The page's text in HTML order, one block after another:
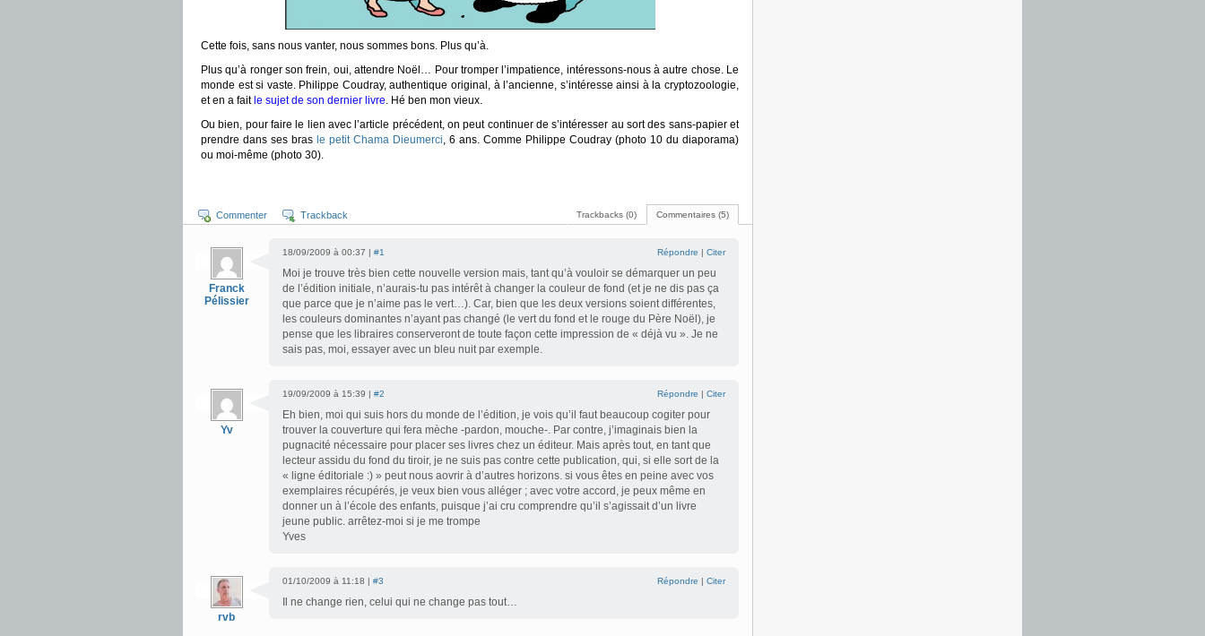
Cette fois, sans nous vanter, nous sommes bons. Plus qu’à.
Plus qu’à ronger son frein, oui, attendre Noël… Pour tromper l’impatience, intéressons-nous à autre chose. Le
monde est si vaste. Philippe Coudray, authentique original, à l’ancienne, s’intéresse ainsi à la cryptozoologie,
et en a fait le sujet de son dernier livre. Hé ben mon vieux.
Ou bien, pour faire le lien avec l’article précédent, on peut continuer de s’intéresser au sort des sans-papier et
prendre dans ses bras le petit Chama Dieumerci, 6 ans. Comme Philippe Coudray (photo 10 du diaporama)
ou moi-même (photo 30).
Commentaires (5)
Trackbacks (0)
Commenter Trackback
Franck
Pélissier
18/09/2009 à 00:37 | #1 Répondre | Citer
Moi je trouve très bien cette nouvelle version mais, tant qu’à vouloir se démarquer un peu
de l’édition initiale, n’aurais-tu pas intérêt à changer la couleur de fond (et je ne dis pas ça
que parce que je n’aime pas le vert…). Car, bien que les deux versions soient différentes,
les couleurs dominantes n’ayant pas changé (le vert du fond et le rouge du Père Noël), je
pense que les libraires conserveront de toute façon cette impression de « déjà vu ». Je ne
sais pas, moi, essayer avec un bleu nuit par exemple.
Yv
19/09/2009 à 15:39 | #2 Répondre | Citer
Eh bien, moi qui suis hors du monde de l’édition, je vois qu’il faut beaucoup cogiter pour
trouver la couverture qui fera mèche -pardon, mouche-. Par contre, j’imaginais bien la
pugnacité nécessaire pour placer ses livres chez un éditeur. Mais après tout, en tant que
lecteur assidu du fond du tiroir, je ne suis pas contre cette publication, qui, si elle sort de la
« ligne éditoriale :) » peut nous aovrir à d’autres horizons. si vous êtes en peine avec vos
exemplaires récupérés, je veux bien vous alléger ; avec votre accord, je peux même en
donner un à l’école des enfants, puisque j’ai cru comprendre qu’il s’agissait d’un livre
jeune public. arrêtez-moi si je me trompe
Yves
rvb
01/10/2009 à 11:18 | #3 Répondre | Citer
Il ne change rien, celui qui ne change pas tout…